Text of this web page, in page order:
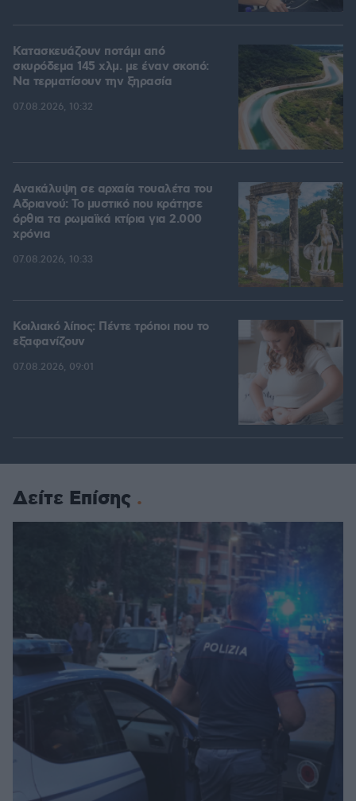
Κατασκευάζουν ποτάμι από
σκυρόδεμα 145 χλμ. με έναν σκοπό:
Να τερματίσουν την ξηρασία
07.08.2026, 10:32
Ανακάλυψη σε αρχαία τουαλέτα του
Αδριανού: Το μυστικό που κράτησε
όρθια τα ρωμαϊκά κτίρια για 2.000
χρόνια
07.08.2026, 10:33
Κοιλιακό λίπος: Πέντε τρόποι που το
εξαφανίζουν
07.08.2026, 09:01
Δείτε Επίσης